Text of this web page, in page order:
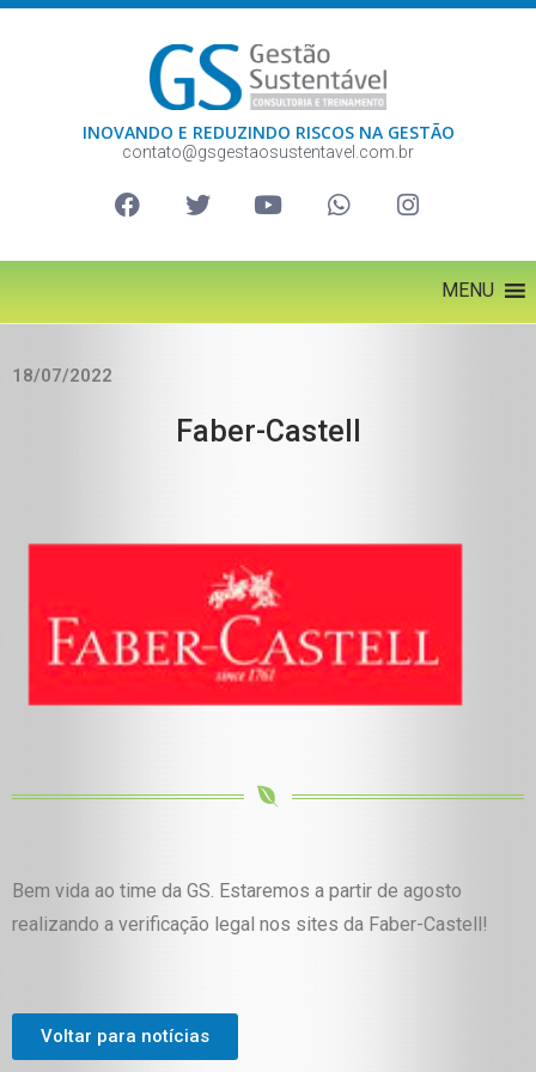
INOVANDO E REDUZINDO RISCOS NA GESTÃO
contato@gsgestaosustentavel.com.br
MENU
18/07/2022
Faber-Castell
Bem vida ao time da GS. Estaremos a partir de agosto
realizando a verificação legal nos sites da Faber-Castell!
Voltar para notícias